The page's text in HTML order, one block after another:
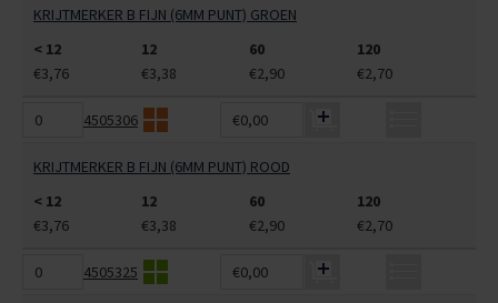
KRIJTMERKER B FIJN (6MM PUNT) GROEN
< 12
12 60
120
€3,76
€3,38 €2,90 €2,70
4505306 €0,00
KRIJTMERKER B FIJN (6MM PUNT) ROOD
< 12
12 60
120
€3,76
€3,38 €2,90 €2,70
4505325 €0,00